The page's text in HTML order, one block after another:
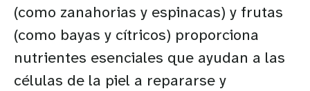
(como zanahorias y espinacas) y frutas
(como bayas y cítricos) proporciona
nutrientes esenciales que ayudan a las
células de la piel a repararse y